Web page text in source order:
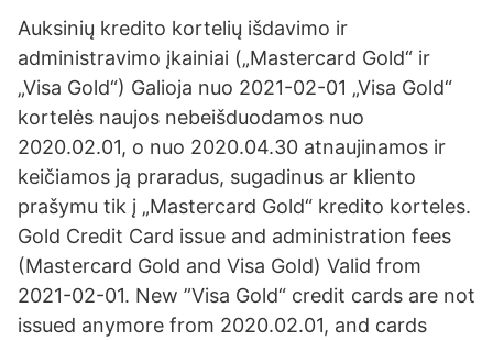
Auksinių kredito kortelių išdavimo ir
administravimo įkainiai („Mastercard Gold“ ir
„Visa Gold“) Galioja nuo 2021-02-01 „Visa Gold“
kortelės naujos nebeišduodamos nuo
2020.02.01, o nuo 2020.04.30 atnaujinamos ir
keičiamos ją praradus, sugadinus ar kliento
prašymu tik į „Mastercard Gold“ kredito korteles.
Gold Credit Card issue and administration fees
(Mastercard Gold and Visa Gold) Valid from
2021-02-01. New ”Visa Gold“ credit cards are not
issued anymore from 2020.02.01, and cards